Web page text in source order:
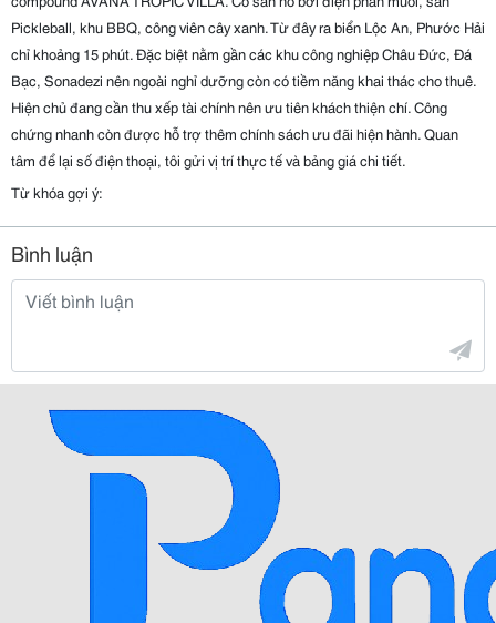
Pickleball, khu BBQ, công viên cây xanh. Từ đây ra biển Lộc An, Phước Hải
chỉ khoảng 15 phút. Đặc biệt nằm gần các khu công nghiệp Châu Đức, Đá
Bạc, Sonadezi nên ngoài nghỉ dưỡng còn có tiềm năng khai thác cho thuê.
Hiện chủ đang cần thu xếp tài chính nên ưu tiên khách thiện chí. Công
chứng nhanh còn được hỗ trợ thêm chính sách ưu đãi hiện hành. Quan
tâm để lại số điện thoại, tôi gửi vị trí thực tế và bảng giá chi tiết.
Từ khóa gợi ý:
Bình luận